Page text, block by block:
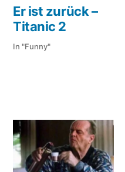
Er ist zurück –
Titanic 2
In "Funny"